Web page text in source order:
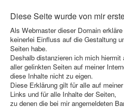
Diese Seite wurde von mir
Als Webmaster dieser Domain
keinerlei Einfluss auf die Gestaltung
Seiten habe.
Deshalb distanzieren ich mich
aller gelinkten Seiten auf meiner
diese Inhalte nicht zu eigen.
Diese Erklärung gilt für alle auf
Links und für alle Inhalte der Seiten,
zu denen die bei mir angemeldeten